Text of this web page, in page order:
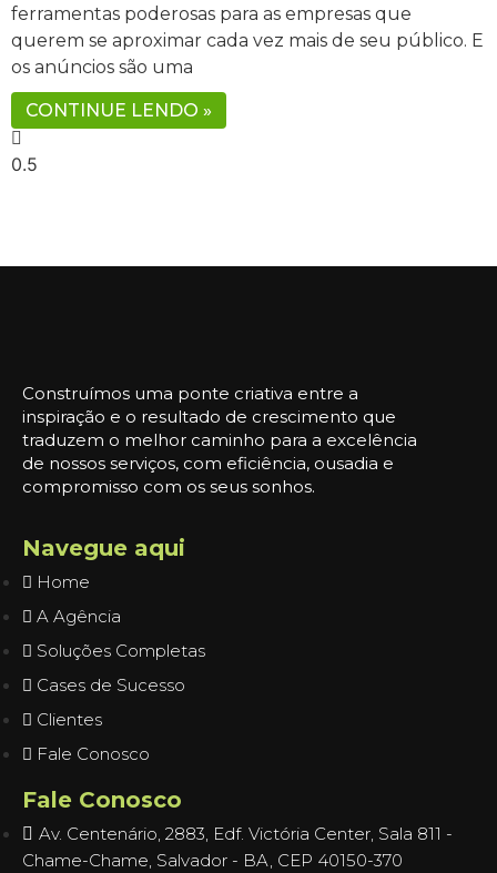
ferramentas poderosas para as empresas que
querem se aproximar cada vez mais de seu público. E
os anúncios são uma
CONTINUE LENDO »
Construímos uma ponte criativa entre a
inspiração e o resultado de crescimento que
traduzem o melhor caminho para a excelência
de nossos serviços, com eficiência, ousadia e
compromisso com os seus sonhos.
Navegue aqui
Home
A Agência
Soluções Completas
Cases de Sucesso
Clientes
Fale Conosco
Fale Conosco
Av. Centenário, 2883, Edf. Victória Center, Sala 811 -
Chame-Chame, Salvador - BA, CEP 40150-370